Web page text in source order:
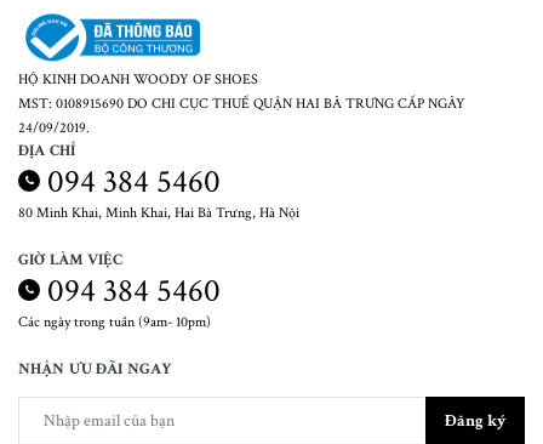
HỘ KINH DOANH WOODY OF SHOES
MST: 0108915690 DO CHI CỤC THUẾ QUẬN HAI BÀ TRƯNG CẤP NGÀY
24/09/2019.
ĐỊA CHỈ
094 384 5460
80 Minh Khai, Minh Khai, Hai Bà Trưng, Hà Nội
GIỜ LÀM VIỆC
094 384 5460
Các ngày trong tuần (9am- 10pm)
NHẬN ƯU ĐÃI NGAY
Đăng ký